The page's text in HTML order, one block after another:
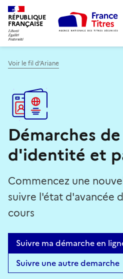
RÉPUBLIQUE
FRANÇAISE
Voir le fil d’Ariane
Démarches
d'identité et
Commencez une
suivre l'état d'avancée
cours
Suivre ma démarche en
Suivre une autre demarche